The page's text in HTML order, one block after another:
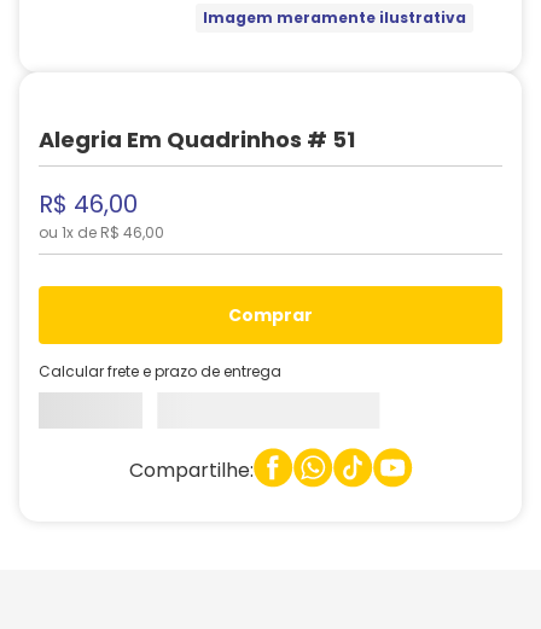
Imagem meramente ilustrativa
Alegria Em Quadrinhos # 51
R$ 46,00
ou 1x de R$ 46,00
comprar
Calcular frete e prazo de entrega
Compartilhe: